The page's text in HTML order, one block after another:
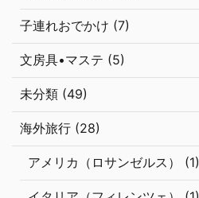
子連れおでかけ (7)
文房具•マステ (5)
未分類 (49)
海外旅行 (28)
アメリカ（ロサンゼルス） (1)